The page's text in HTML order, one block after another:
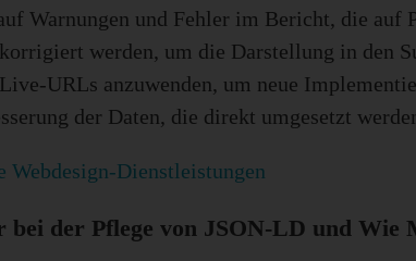
Warnungen und Fehler im Bericht, die
werden, um die Darstellung in den
URLs anzuwenden, um neue
der Daten, die direkt umgesetzt
Webdesign-Dienstleistungen
bei der Pflege von JSON-LD und Wie